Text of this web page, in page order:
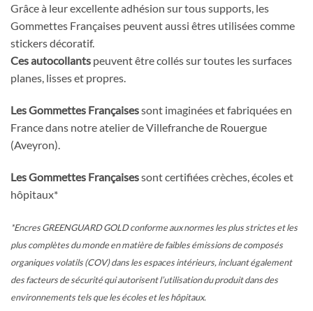
Grâce à leur excellente adhésion sur tous supports, les
Gommettes Françaises peuvent aussi êtres utilisées comme
stickers décoratif.
Ces autocollants peuvent être collés sur toutes les surfaces
planes, lisses et propres.
Les Gommettes Françaisessont imaginées et fabriquées en
France dans notre atelier de Villefranche de Rouergue
(Aveyron).
Les Gommettes Françaisessont certifiées crèches, écoles et
hôpitaux*
*Encres GREENGUARD GOLD conforme aux normes les plus strictes et les
plus complètes du monde en matière de faibles émissions de composés
organiques volatils (COV) dans les espaces intérieurs, incluant également
des facteurs de sécurité qui autorisent l’utilisation du produit dans des
environnements tels que les écoles et les hôpitaux.